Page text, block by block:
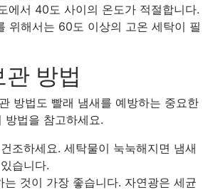
에서 40도 사이의 온도가 적절합니다.
위해서는 60도 이상의 고온 세탁이 필
방법
방법도 빨래 냄새를 예방하는 중요한
방법을 참고하세요.
조하세요. 세탁물이 눅눅해지면 냄새
습니다.
는 것이 가장 좋습니다. 자연광은 세균